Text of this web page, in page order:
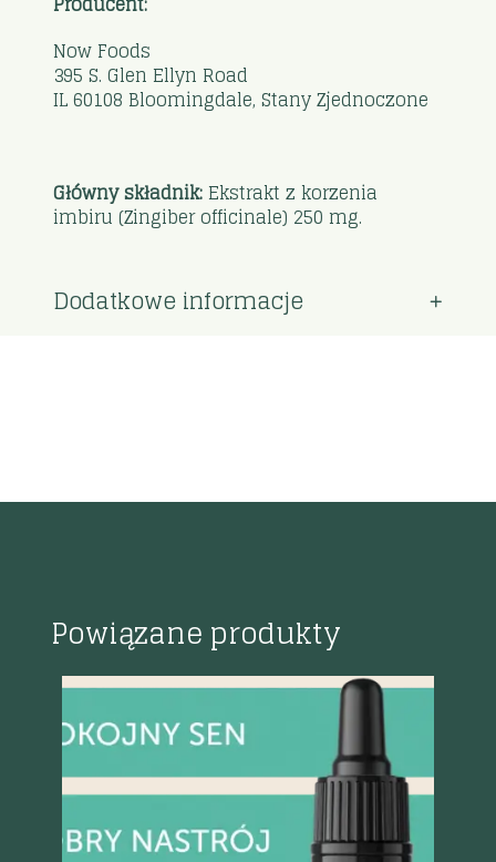
Now Foods
395 S. Glen Ellyn Road
IL 60108 Bloomingdale, Stany Zjednoczone
Główny składnik: Ekstrakt z korzenia
imbiru (Zingiber officinale) 250 mg.
Dodatkowe informacje
Powiązane produkty